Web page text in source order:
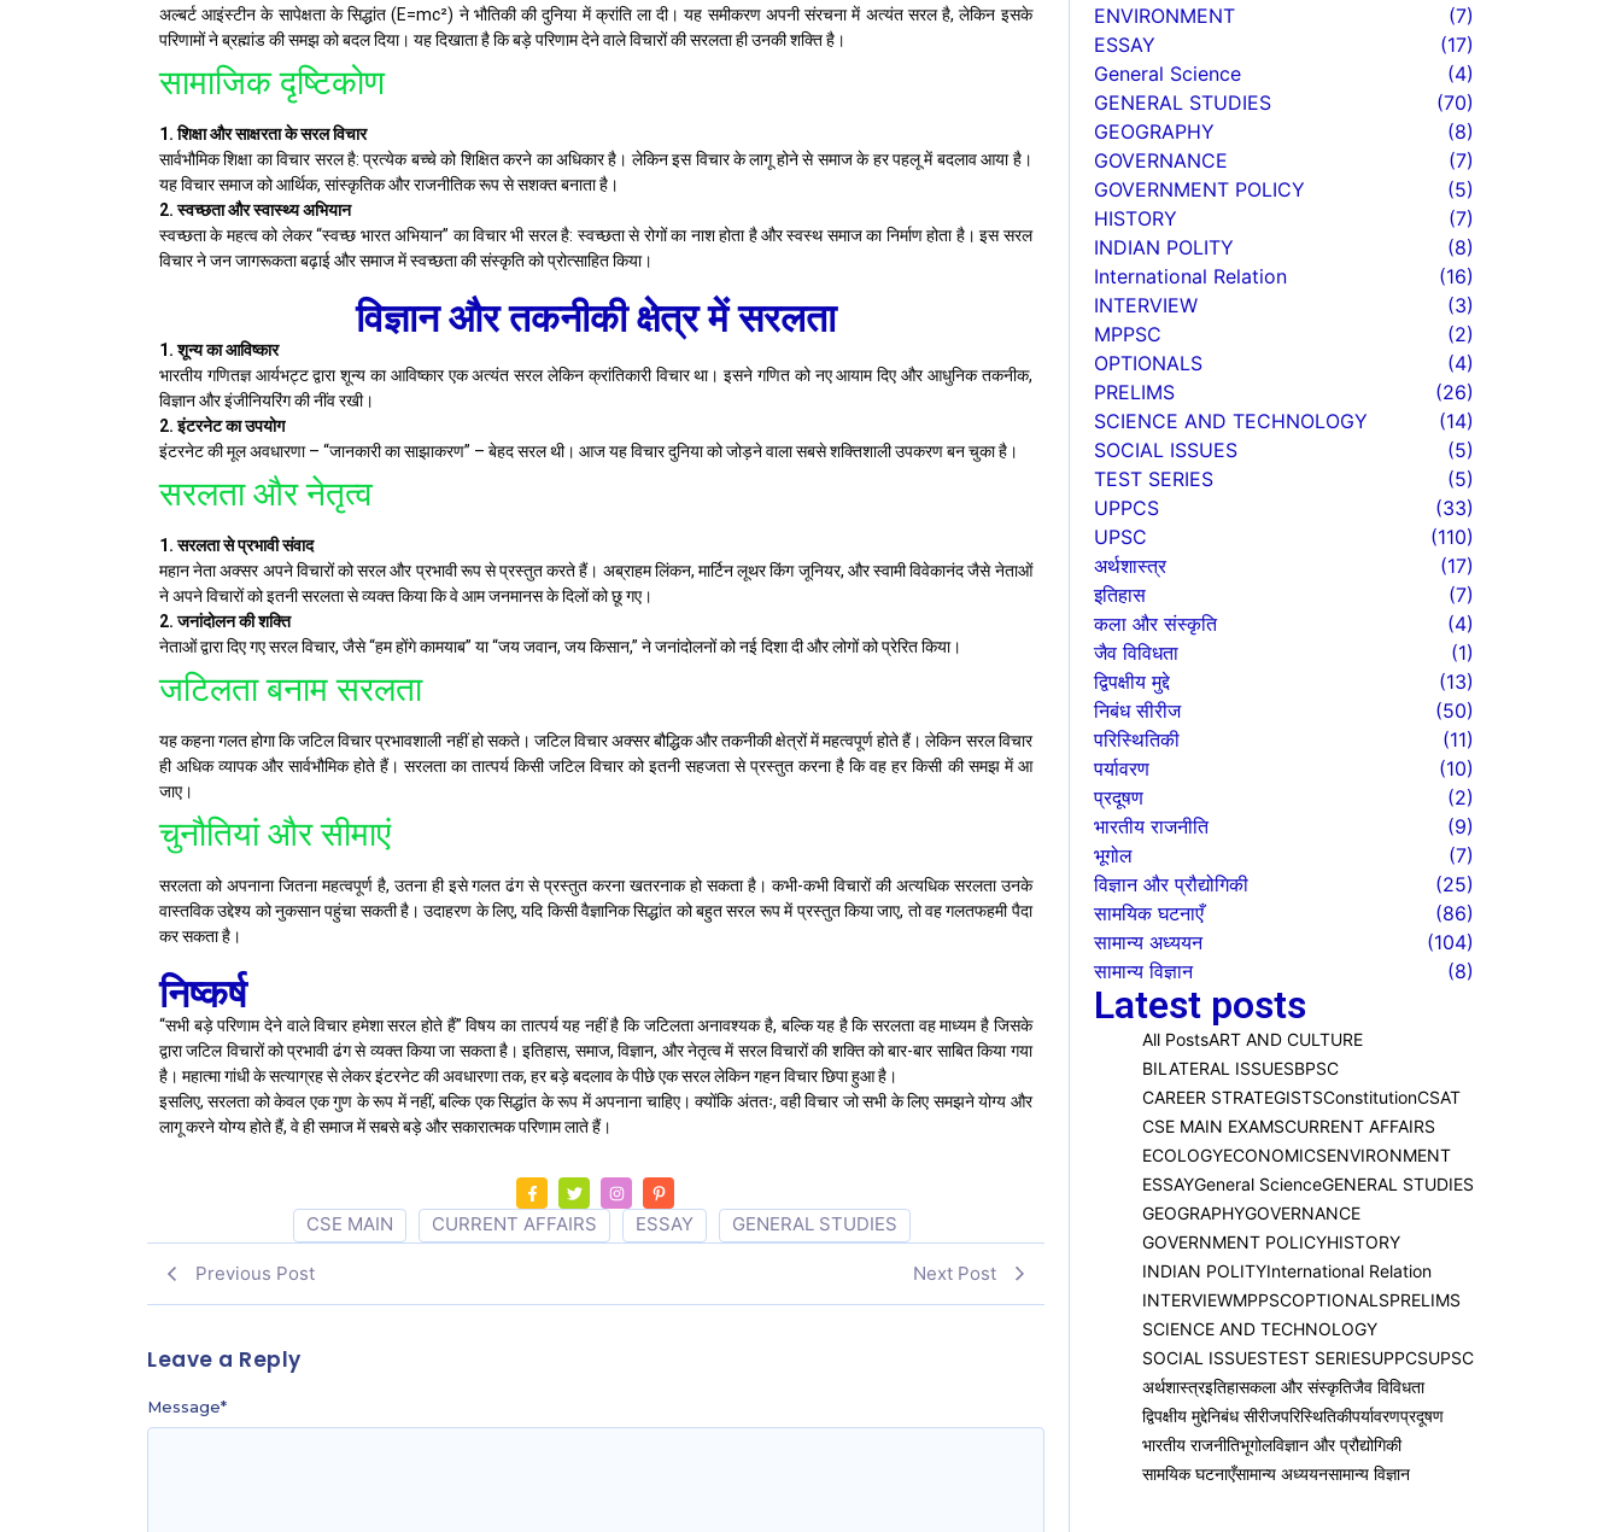
अल्बर्ट आइंस्टीन के सापेक्षता के सिद्धांत (E=mc²) ने भौतिकी की दुनिया में क्रांति ला दी। यह समीकरण अपनी संरचना में अत्यंत सरल है, लेकिन इसके
परिणामों ने ब्रह्मांड की समझ को बदल दिया। यह दिखाता है कि बड़े परिणाम देने वाले विचारों की सरलता ही उनकी शक्ति है।
सामाजिक दृष्टिकोण
1. शिक्षा और साक्षरता के सरल विचार
सार्वभौमिक शिक्षा का विचार सरल है: प्रत्येक बच्चे को शिक्षित करने का अधिकार है। लेकिन इस विचार के लागू होने से समाज के हर पहलू में बदलाव आया है।
यह विचार समाज को आर्थिक, सांस्कृतिक और राजनीतिक रूप से सशक्त बनाता है।
2. स्वच्छता और स्वास्थ्य अभियान
स्वच्छता के महत्व को लेकर “स्वच्छ भारत अभियान” का विचार भी सरल है: स्वच्छता से रोगों का नाश होता है और स्वस्थ समाज का निर्माण होता है। इस सरल
विचार ने जन जागरूकता बढ़ाई और समाज में स्वच्छता की संस्कृति को प्रोत्साहित किया।
विज्ञान और तकनीकी क्षेत्र में सरलता
1. शून्य का आविष्कार
भारतीय गणितज्ञ आर्यभट्ट द्वारा शून्य का आविष्कार एक अत्यंत सरल लेकिन क्रांतिकारी विचार था। इसने गणित को नए आयाम दिए और आधुनिक तकनीक,
विज्ञान और इंजीनियरिंग की नींव रखी।
2. इंटरनेट का उपयोग
इंटरनेट की मूल अवधारणा – “जानकारी का साझाकरण” – बेहद सरल थी। आज यह विचार दुनिया को जोड़ने वाला सबसे शक्तिशाली उपकरण बन चुका है।
सरलता और नेतृत्व
1. सरलता से प्रभावी संवाद
महान नेता अक्सर अपने विचारों को सरल और प्रभावी रूप से प्रस्तुत करते हैं। अब्राहम लिंकन, मार्टिन लूथर किंग जूनियर, और स्वामी विवेकानंद जैसे नेताओं
ने अपने विचारों को इतनी सरलता से व्यक्त किया कि वे आम जनमानस के दिलों को छू गए।
2. जनांदोलन की शक्ति
नेताओं द्वारा दिए गए सरल विचार, जैसे “हम होंगे कामयाब” या “जय जवान, जय किसान,” ने जनांदोलनों को नई दिशा दी और लोगों को प्रेरित किया।
जटिलता बनाम सरलता
यह कहना गलत होगा कि जटिल विचार प्रभावशाली नहीं हो सकते। जटिल विचार अक्सर बौद्धिक और तकनीकी क्षेत्रों में महत्वपूर्ण होते हैं। लेकिन सरल विचार
ही अधिक व्यापक और सार्वभौमिक होते हैं। सरलता का तात्पर्य किसी जटिल विचार को इतनी सहजता से प्रस्तुत करना है कि वह हर किसी की समझ में आ
जाए।
चुनौतियां और सीमाएं
सरलता को अपनाना जितना महत्वपूर्ण है, उतना ही इसे गलत ढंग से प्रस्तुत करना खतरनाक हो सकता है। कभी-कभी विचारों की अत्यधिक सरलता उनके
वास्तविक उद्देश्य को नुकसान पहुंचा सकती है। उदाहरण के लिए, यदि किसी वैज्ञानिक सिद्धांत को बहुत सरल रूप में प्रस्तुत किया जाए, तो वह गलतफहमी पैदा
कर सकता है।
निष्कर्ष
“सभी बड़े परिणाम देने वाले विचार हमेशा सरल होते हैं” विषय का तात्पर्य यह नहीं है कि जटिलता अनावश्यक है, बल्कि यह है कि सरलता वह माध्यम है जिसके
द्वारा जटिल विचारों को प्रभावी ढंग से व्यक्त किया जा सकता है। इतिहास, समाज, विज्ञान, और नेतृत्व में सरल विचारों की शक्ति को बार-बार साबित किया गया
है। महात्मा गांधी के सत्याग्रह से लेकर इंटरनेट की अवधारणा तक, हर बड़े बदलाव के पीछे एक सरल लेकिन गहन विचार छिपा हुआ है।
इसलिए, सरलता को केवल एक गुण के रूप में नहीं, बल्कि एक सिद्धांत के रूप में अपनाना चाहिए। क्योंकि अंततः, वही विचार जो सभी के लिए समझने योग्य और
लागू करने योग्य होते हैं, वे ही समाज में सबसे बड़े और सकारात्मक परिणाम लाते हैं।
CSE MAIN CURRENT AFFAIRS ESSAY GENERAL STUDIES
Previous Post Next Post
Leave a Reply
Message*
ENVIRONMENT
(7)
ESSAY
(17)
General Science
(4)
GENERAL STUDIES
(70)
GEOGRAPHY
(8)
GOVERNANCE
(7)
GOVERNMENT POLICY
(5)
HISTORY
(7)
INDIAN POLITY
(8)
International Relation
(16)
INTERVIEW
(3)
MPPSC
(2)
OPTIONALS
(4)
PRELIMS
(26)
SCIENCE AND TECHNOLOGY
(14)
SOCIAL ISSUES
(5)
TEST SERIES
(5)
UPPCS
(33)
UPSC
(110)
अर्थशास्त्र
(17)
इतिहास
(7)
कला और संस्कृति
(4)
जैव विविधता
(1)
द्विपक्षीय मुद्दे
(13)
निबंध सीरीज
(50)
परिस्थितिकी
(11)
पर्यावरण
(10)
प्रदूषण
(2)
भारतीय राजनीति
(9)
भूगोल
(7)
विज्ञान और प्रौद्योगिकी
(25)
सामयिक घटनाएँ
(86)
सामान्य अध्ययन
(104)
सामान्य विज्ञान
(8)
Latest posts
All PostsART AND CULTURE
BILATERAL ISSUESBPSC
CAREER STRATEGISTSConstitutionCSAT
CSE MAIN EXAMSCURRENT AFFAIRS
ECOLOGYECONOMICSENVIRONMENT
ESSAYGeneral ScienceGENERAL STUDIES
GEOGRAPHYGOVERNANCE
GOVERNMENT POLICYHISTORY
INDIAN POLITYInternational Relation
INTERVIEWMPPSCOPTIONALSPRELIMS
SCIENCE AND TECHNOLOGY
SOCIAL ISSUESTEST SERIESUPPCSUPSC
अर्थशास्त्रइतिहासकला और संस्कृतिजैव विविधता
द्विपक्षीय मुद्देनिबंध सीरीजपरिस्थितिकीपर्यावरणप्रदूषण
भारतीय राजनीतिभूगोलविज्ञान और प्रौद्योगिकी
सामयिक घटनाएँसामान्य अध्ययनसामान्य विज्ञान